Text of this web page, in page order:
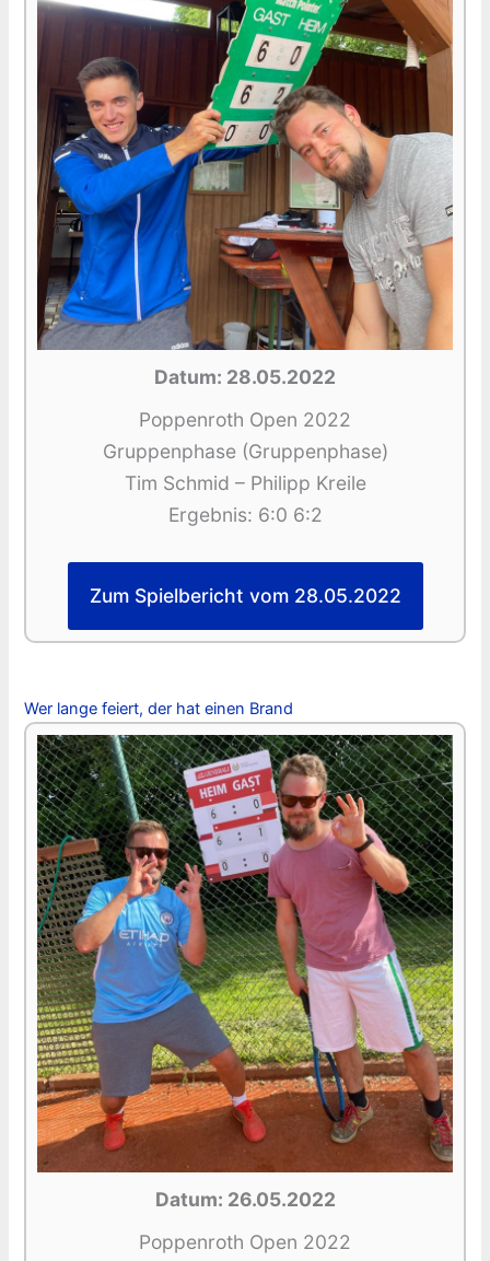
Datum: 28.05.2022
Poppenroth Open 2022
Gruppenphase (Gruppenphase)
Tim Schmid – Philipp Kreile
Ergebnis: 6:0 6:2
Zum Spielbericht vom 28.05.2022
Wer lange feiert, der hat einen Brand
Datum: 26.05.2022
Poppenroth Open 2022